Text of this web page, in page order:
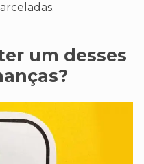
um desses